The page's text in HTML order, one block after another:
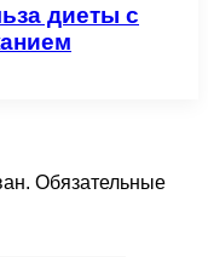
диеты с
Обязательные